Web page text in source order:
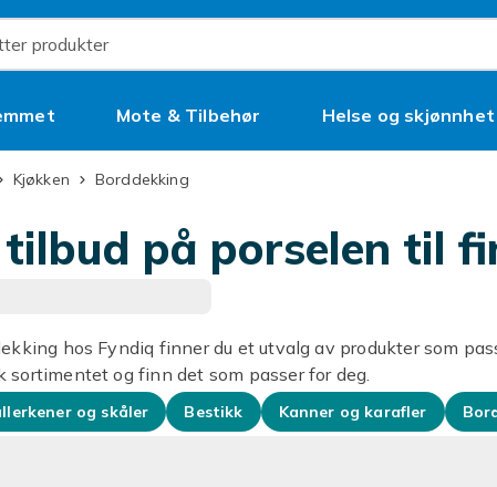
produkter
Mote & Tilbehør Helse og skjønnhet
Kjøkken Borddekking
tilbud på porselen til
hos Fyndiq finner du et utvalg av produkter som
sortimentet og finn det som passer for deg.
og skåler Bestikk Kanner og karafler